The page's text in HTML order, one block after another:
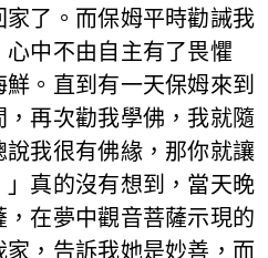
了。而保姆平時勸誡我
中不由自主有了畏懼
。直到有一天保姆來到
再次勸我學佛，我就隨
我很有佛緣，那你就讓
真的沒有想到，當天晚
在夢中觀音菩薩示現的
，告訴我她是妙善，而